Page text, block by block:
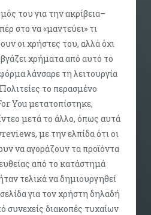
του για την ακρίβεια–
στο να «μαντεύει» τι
οι χρήστες του, αλλά όχι
χρήματα από αυτό το
λάνσαρε τη λειτουργία
το περασμένο
You μετατοπίστηκε,
μετά το άλλο, όπως αυτά
με την ελπίδα ότι οι
να αγοράζουν τα προϊόντα
από το κατάστημά
τελικά να δημιουργηθεί
για τον χρήστη δηλαδή
συνεχείς διακοπές τυχαίων